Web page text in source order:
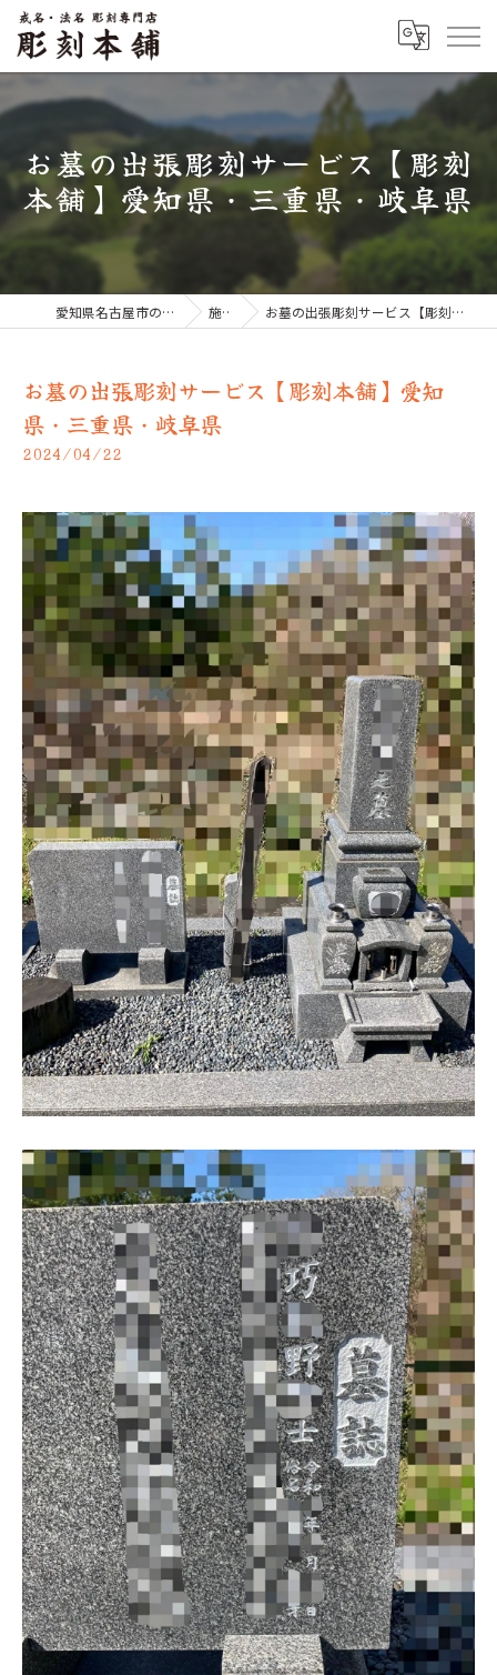
お墓の出張彫刻サービス【彫刻
本舗】愛知県・三重県・岐阜県
愛知県名古屋市のお墓なら彫刻本舗 施工例 お墓の出張彫刻サービス【彫刻本舗】愛知県・三重県・岐阜県
お墓の出張彫刻サービス【彫刻本舗】愛知
県・三重県・岐阜県
2024/04/22